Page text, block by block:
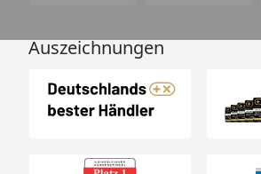
Auszeichnungen